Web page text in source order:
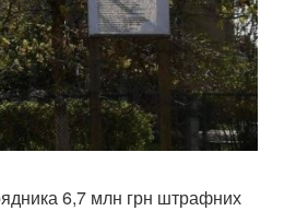
6,7 млн грн штрафних